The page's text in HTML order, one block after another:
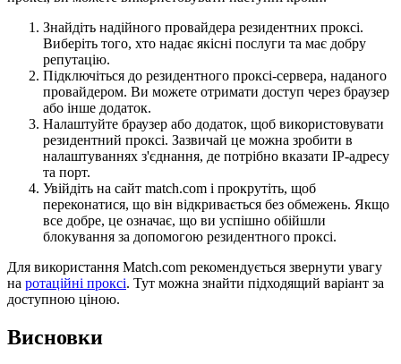
Знайдіть надійного провайдера резидентних проксі.
Виберіть того, хто надає якісні послуги та має добру
репутацію.
Підключіться до резидентного проксі-сервера, наданого
провайдером. Ви можете отримати доступ через браузер
або інше додаток.
Налаштуйте браузер або додаток, щоб використовувати
резидентний проксі. Зазвичай це можна зробити в
налаштуваннях з'єднання, де потрібно вказати IP-адресу
та порт.
Увійдіть на сайт match.com і прокрутіть, щоб
переконатися, що він відкривається без обмежень. Якщо
все добре, це означає, що ви успішно обійшли
блокування за допомогою резидентного проксі.
Для використання Match.com рекомендується звернути увагу
на ротаційні проксі. Тут можна знайти підходящий варіант за
доступною ціною.
Висновки